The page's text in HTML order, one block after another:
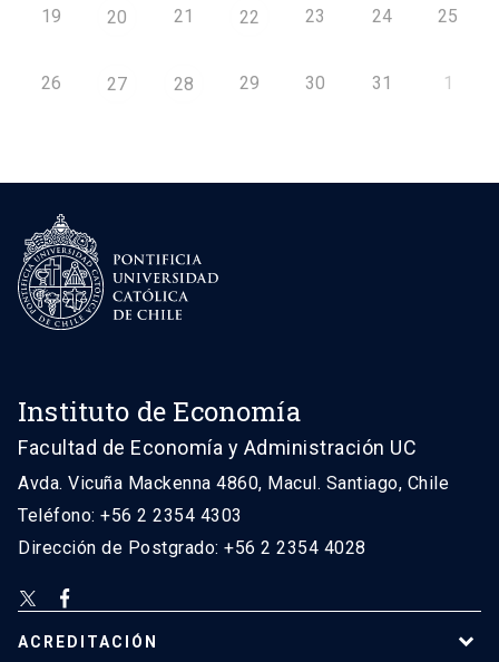
19 20 21 22 23 24 25
26 27 28 29 30 31 1
Instituto de Economía
Facultad de Economía y Administración UC
Avda. Vicuña Mackenna 4860, Macul. Santiago, Chile
Teléfono: +56 2 2354 4303
Dirección de Postgrado: +56 2 2354 4028
ACREDITACIÓN